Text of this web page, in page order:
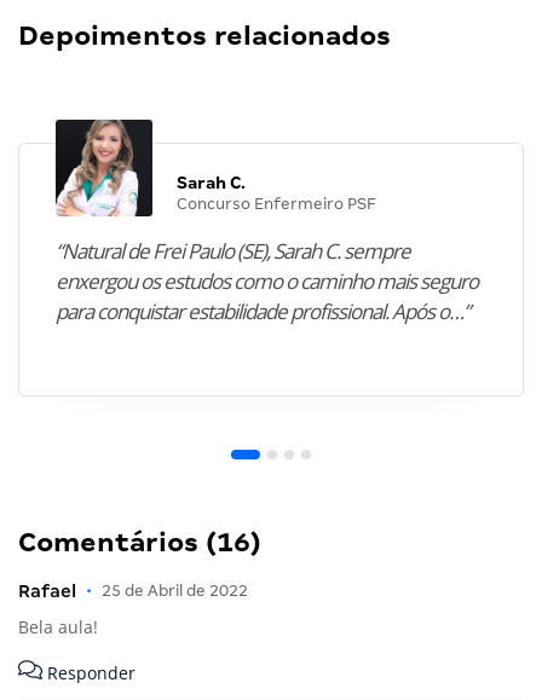
Depoimentos relacionados
Sarah C.
Concurso Enfermeiro PSF
“Natural de Frei Paulo (SE), Sarah C. sempre
enxergou os estudos como o caminho mais seguro
para conquistar estabilidade profissional. Após o…”
Comentários (16)
Rafael • 25 de Abril de 2022
Bela aula!
Responder